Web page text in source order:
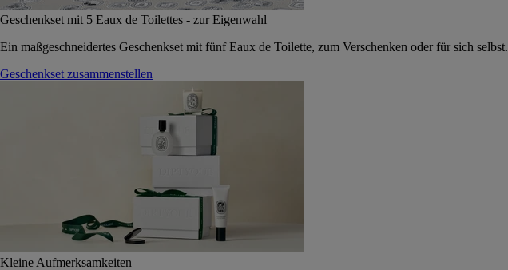
Geschenkset mit 5 Eaux de Toilettes - zur Eigenwahl
Ein maßgeschneidertes Geschenkset mit fünf Eaux de Toilette, zum Verschenken oder für sich selbst.
Geschenkset zusammenstellen
Kleine Aufmerksamkeiten